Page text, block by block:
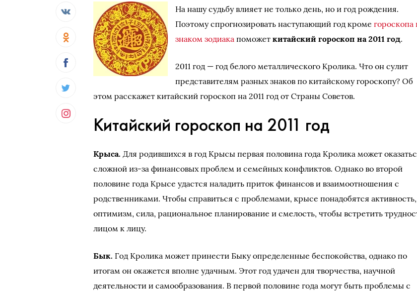
На нашу судьбу влияет не только день, но и год рождения.
Поэтому спрогнозировать наступающий год кромегороскопа
знаком зодиака поможеткитайский гороскоп на 2011 год.
2011 год — год белого металлического Кролика. Что он сулит
представителям разных знаков по китайскому гороскопу? Об
этом расскажет китайский гороскоп на 2011 год от Страны Советов.
Китайский гороскоп на 2011 год
Крыса. Для родившихся в год Крысы первая половина года Кролика может
сложной из-за финансовых проблем и семейных конфликтов. Однако во второй
половине года Крысе удастся наладить приток финансов и взаимоотношения с
родственниками. Чтобы справиться с проблемами, крысе понадобятся активность,
оптимизм, сила, рациональное планирование и смелость, чтобы встретить
лицом к лицу.
Бык. Год Кролика может принести Быку определенные беспокойства, однако по
итогам он окажется вполне удачным. Этот год удачен для творчества, научной
деятельности и самообразования. В первой половине года могут быть проблемы с